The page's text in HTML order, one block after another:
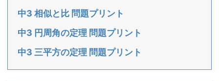
中3 相似と比 問題プリント
中3 円周角の定理 問題プリント
中3 三平方の定理 問題プリント